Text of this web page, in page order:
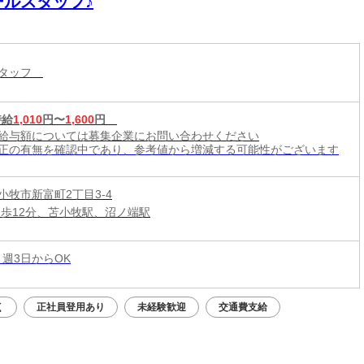
ッフ
1,010円〜1,600円
与額については募集企業にお問い合わせください
の有無を確認中であり、参考値から増減する可能性がございます
牧市新富町2丁目3-4
12分、苫小牧駅、沼ノ端駅
3日からOK
正社員登用あり 未経験歓迎 交通費支給